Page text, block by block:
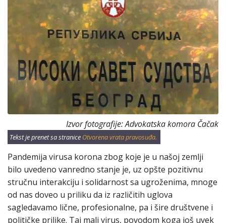
Izvor fotografije: Advokatska komora Čačak
Tekst je prenet sa stranice Otvorena vrata pravosuđa.
Pandemija virusa korona zbog koje je u našoj zemlji
bilo uvedeno vanredno stanje je, uz opšte pozitivnu
stručnu interakciju i solidarnost sa ugroženima, mnoge
od nas doveo u priliku da iz različitih uglova
sagledavamo lične, profesionalne, pa i šire društvene i
političke prilike. Taj mali virus, povodom koga još uvek